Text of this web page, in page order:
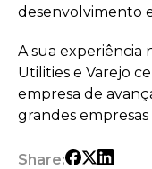
desenvolvimento
A sua experiência
Utilities e Varejo
empresa de
grandes
Share: